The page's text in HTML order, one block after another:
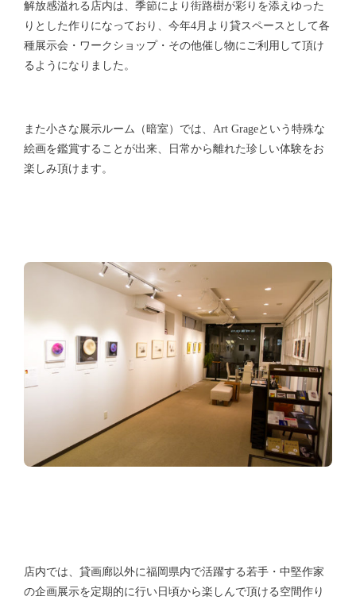
解放感溢れる店内は、季節により街路樹が彩りを添えゆった
りとした作りになっており、今年4月より貸スペースとして各
種展示会・ワークショップ・その他催し物にご利用して頂け
るようになりました。
また小さな展示ルーム（暗室）では、Art Grageという特殊な
絵画を鑑賞することが出来、日常から離れた珍しい体験をお
楽しみ頂けます。
店内では、貸画廊以外に福岡県内で活躍する若手・中堅作家
の企画展示を定期的に行い日頃から楽しんで頂ける空間作り